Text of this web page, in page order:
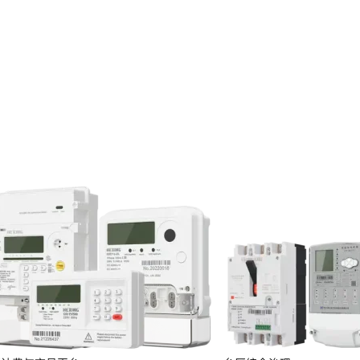
投资者关系
定期报告
临时公告
投资者保护
服务